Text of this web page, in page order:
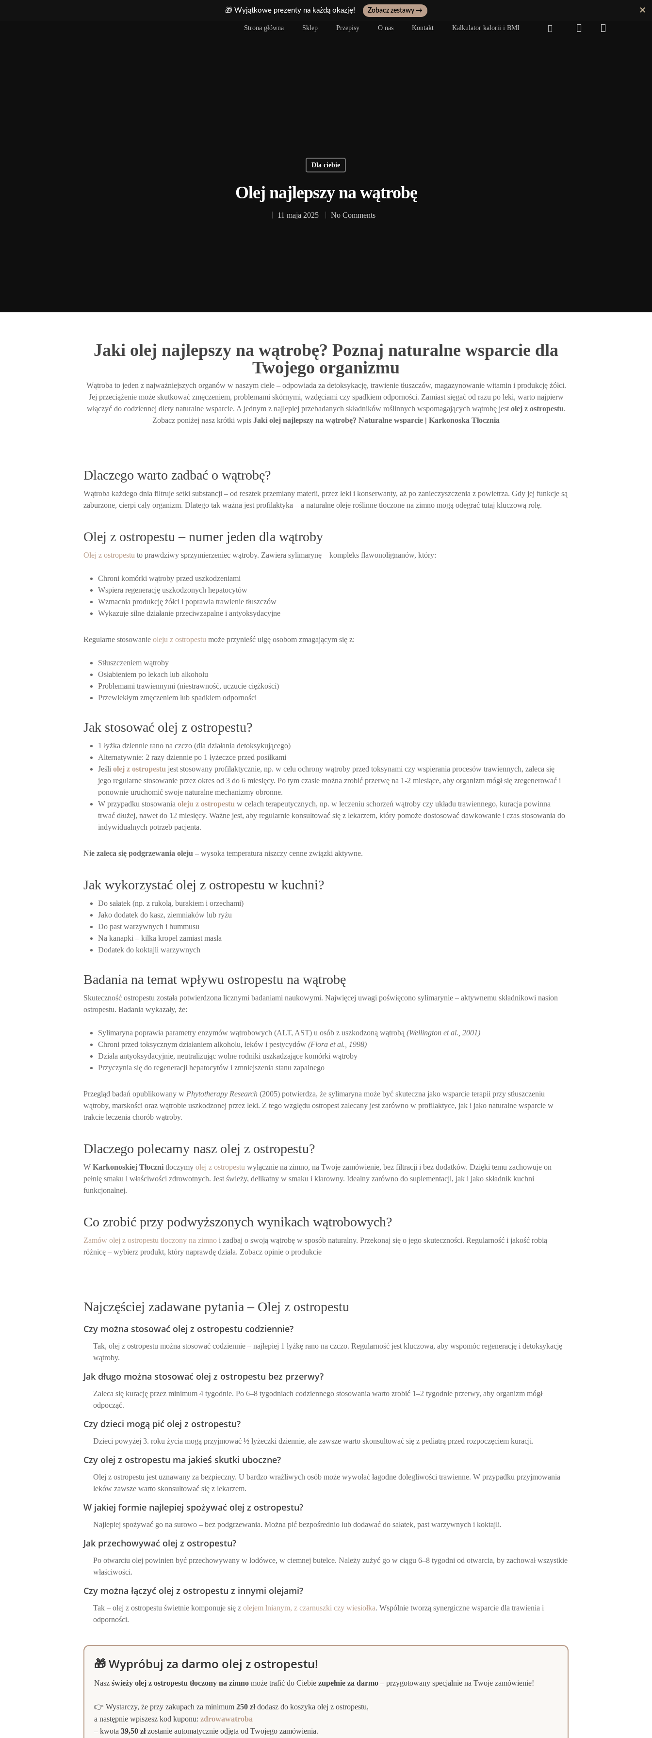
✕
🎁 Wyjątkowe prezenty na każdą okazję! Zobacz zestawy →
Wpisz ulubiony produkt, np: pasta z pistacji..
Strona główna Sklep Przepisy O nas Kontakt Kalkulator kalorii i BMI
Dla ciebie
Olej najlepszy na wątrobę
11 maja 2025 No Comments
Jaki olej najlepszy na wątrobę? Poznaj naturalne wsparcie dla
Twojego organizmu
Wątroba to jeden z najważniejszych organów w naszym ciele – odpowiada za detoksykację, trawienie tłuszczów, magazynowanie witamin i produkcję żółci.
Jej przeciążenie może skutkować zmęczeniem, problemami skórnymi, wzdęciami czy spadkiem odporności. Zamiast sięgać od razu po leki, warto najpierw
włączyć do codziennej diety naturalne wsparcie. A jednym z najlepiej przebadanych składników roślinnych wspomagających wątrobę jest olej z ostropestu.
Zobacz poniżej nasz krótki wpis Jaki olej najlepszy na wątrobę? Naturalne wsparcie | Karkonoska Tłocznia
Dlaczego warto zadbać o wątrobę?
Wątroba każdego dnia filtruje setki substancji – od resztek przemiany materii, przez leki i konserwanty, aż po zanieczyszczenia z powietrza. Gdy jej funkcje są
zaburzone, cierpi cały organizm. Dlatego tak ważna jest profilaktyka – a naturalne oleje roślinne tłoczone na zimno mogą odegrać tutaj kluczową rolę.
Olej z ostropestu – numer jeden dla wątroby
Olej z ostropestu to prawdziwy sprzymierzeniec wątroby. Zawiera sylimarynę – kompleks flawonolignanów, który:
Chroni komórki wątroby przed uszkodzeniami
Wspiera regenerację uszkodzonych hepatocytów
Wzmacnia produkcję żółci i poprawia trawienie tłuszczów
Wykazuje silne działanie przeciwzapalne i antyoksydacyjne
Regularne stosowanieoleju z ostropestu może przynieść ulgę osobom zmagającym się z:
Stłuszczeniem wątroby
Osłabieniem po lekach lub alkoholu
Problemami trawiennymi (niestrawność, uczucie ciężkości)
Przewlekłym zmęczeniem lub spadkiem odporności
Jak stosować olej z ostropestu?
1 łyżka dziennie rano na czczo (dla działania detoksykującego)
Alternatywnie: 2 razy dziennie po 1 łyżeczce przed posiłkami
Jeśliolej z ostropestu jest stosowany profilaktycznie, np. w celu ochrony wątroby przed toksynami czy wspierania procesów trawiennych, zaleca się
jego regularne stosowanie przez okres od 3 do 6 miesięcy. Po tym czasie można zrobić przerwę na 1-2 miesiące, aby organizm mógł się zregenerować i
ponownie uruchomić swoje naturalne mechanizmy obronne.
W przypadku stosowaniaoleju z ostropestu w celach terapeutycznych, np. w leczeniu schorzeń wątroby czy układu trawiennego, kuracja powinna
trwać dłużej, nawet do 12 miesięcy. Ważne jest, aby regularnie konsultować się z lekarzem, który pomoże dostosować dawkowanie i czas stosowania do
indywidualnych potrzeb pacjenta.
Nie zaleca się podgrzewania oleju – wysoka temperatura niszczy cenne związki aktywne.
Jak wykorzystać olej z ostropestu w kuchni?
Do sałatek (np. z rukolą, burakiem i orzechami)
Jako dodatek do kasz, ziemniaków lub ryżu
Do past warzywnych i hummusu
Na kanapki – kilka kropel zamiast masła
Dodatek do koktajli warzywnych
Badania na temat wpływu ostropestu na wątrobę
Skuteczność ostropestu została potwierdzona licznymi badaniami naukowymi. Najwięcej uwagi poświęcono sylimarynie – aktywnemu składnikowi nasion
ostropestu. Badania wykazały, że:
Sylimaryna poprawia parametry enzymów wątrobowych (ALT, AST) u osób z uszkodzoną wątrobą(Wellington et al., 2001)
Chroni przed toksycznym działaniem alkoholu, leków i pestycydów(Flora et al., 1998)
Działa antyoksydacyjnie, neutralizując wolne rodniki uszkadzające komórki wątroby
Przyczynia się do regeneracji hepatocytów i zmniejszenia stanu zapalnego
Przegląd badań opublikowany w Phytotherapy Research (2005) potwierdza, że sylimaryna może być skuteczna jako wsparcie terapii przy stłuszczeniu
wątroby, marskości oraz wątrobie uszkodzonej przez leki. Z tego względu ostropest zalecany jest zarówno w profilaktyce, jak i jako naturalne wsparcie w
trakcie leczenia chorób wątroby.
Dlaczego polecamy nasz olej z ostropestu?
WKarkonoskiej Tłoczni tłoczymyolej z ostropestu wyłącznie na zimno, na Twoje zamówienie, bez filtracji i bez dodatków. Dzięki temu zachowuje on
pełnię smaku i właściwości zdrowotnych. Jest świeży, delikatny w smaku i klarowny. Idealny zarówno do suplementacji, jak i jako składnik kuchni
funkcjonalnej.
Co zrobić przy podwyższonych wynikach wątrobowych?
Zamów olej z ostropestu tłoczony na zimno i zadbaj o swoją wątrobę w sposób naturalny. Przekonaj się o jego skuteczności. Regularność i jakość robią
różnicę – wybierz produkt, który naprawdę działa. Zobacz opinie o produkcie
Najczęściej zadawane pytania – Olej z ostropestu
Czy można stosować olej z ostropestu codziennie?
Tak, olej z ostropestu można stosować codziennie – najlepiej 1 łyżkę rano na czczo. Regularność jest kluczowa, aby wspomóc regenerację i detoksykację
wątroby.
Jak długo można stosować olej z ostropestu bez przerwy?
Zaleca się kurację przez minimum 4 tygodnie. Po 6–8 tygodniach codziennego stosowania warto zrobić 1–2 tygodnie przerwy, aby organizm mógł
odpocząć.
Czy dzieci mogą pić olej z ostropestu?
Dzieci powyżej 3. roku życia mogą przyjmować ½ łyżeczki dziennie, ale zawsze warto skonsultować się z pediatrą przed rozpoczęciem kuracji.
Czy olej z ostropestu ma jakieś skutki uboczne?
Olej z ostropestu jest uznawany za bezpieczny. U bardzo wrażliwych osób może wywołać łagodne dolegliwości trawienne. W przypadku przyjmowania
leków zawsze warto skonsultować się z lekarzem.
W jakiej formie najlepiej spożywać olej z ostropestu?
Najlepiej spożywać go na surowo – bez podgrzewania. Można pić bezpośrednio lub dodawać do sałatek, past warzywnych i koktajli.
Jak przechowywać olej z ostropestu?
Po otwarciu olej powinien być przechowywany w lodówce, w ciemnej butelce. Należy zużyć go w ciągu 6–8 tygodni od otwarcia, by zachował wszystkie
właściwości.
Czy można łączyć olej z ostropestu z innymi olejami?
Tak – olej z ostropestu świetnie komponuje się zolejem lnianym, z czarnuszki czy wiesiołka. Wspólnie tworzą synergiczne wsparcie dla trawienia i
odporności.
🎁 Wypróbuj za darmo olej z ostropestu!
Naszświeży olej z ostropestu tłoczony na zimno może trafić do Ciebiezupełnie za darmo – przygotowany specjalnie na Twoje zamówienie!
👉 Wystarczy, że przy zakupach za minimum250 złdodasz do koszyka olej z ostropestu,
a następnie wpiszesz kod kuponu:zdrowawatroba
– kwota39,50 złzostanie automatycznie odjęta od Twojego zamówienia.